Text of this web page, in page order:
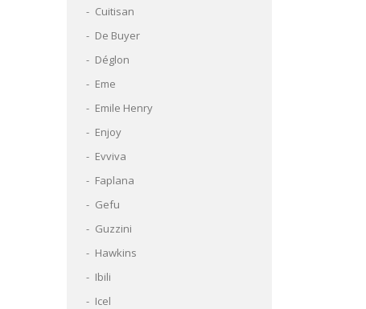
Cuitisan
De Buyer
Déglon
Eme
Emile Henry
Enjoy
Evviva
Faplana
Gefu
Guzzini
Hawkins
Ibili
Icel